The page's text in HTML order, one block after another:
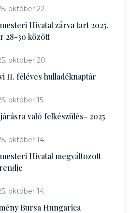
október 22.
Hivatal zárva tart 2025.
28-30 között
október 20.
II. féléves hulladéknaptár
október 15.
való felkészülés- 2025
október 14.
Hivatal megváltozott
október 14.
Bursa Hungarica